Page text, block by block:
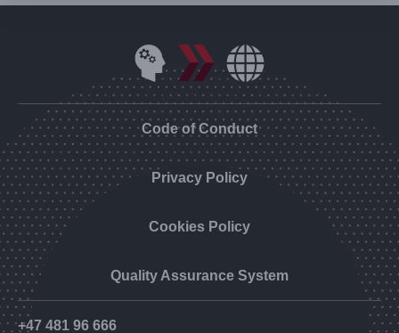
Code of Conduct
Privacy Policy
Cookies Policy
Quality Assurance System
+47 481 96 666